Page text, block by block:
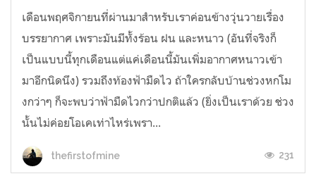
เดือนพฤศจิกายนที่ผ่านมาสำหรับเราค่อนข้างวุ่นวายเรื่อง
บรรยากาศ เพราะมันมีทั้งร้อน ฝน และหนาว (อันที่จริงก็
เป็นแบบนี้ทุกเดือนแต่แค่เดือนนี้มันเพิ่มอากาศหนาวเข้า
มาอีกนิดนึง) รวมถึงท้องฟ้ามืดไว ถ้าใครกลับบ้านช่วงหกโม
งกว่าๆ ก็จะพบว่าฟ้ามืดไวกว่าปกติแล้ว (ยิ่งเป็นเราด้วย ช่วง
นั้นไม่ค่อยโอเคเท่าไหร่เพรา...
thefirstofmine 231